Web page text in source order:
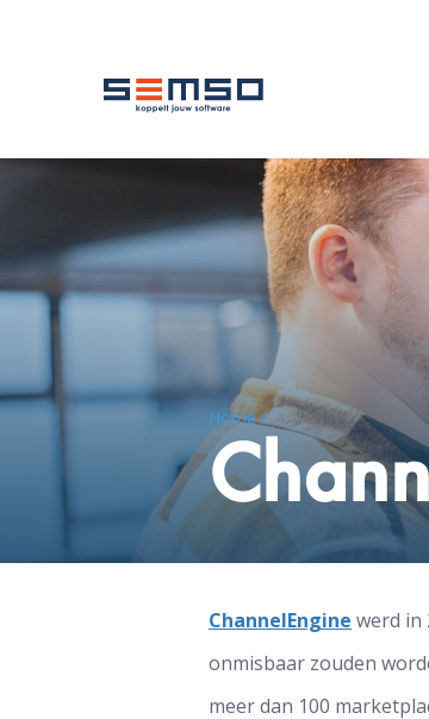
Home /
ChannelEngine werd in
onmisbaar zouden
meer dan 100